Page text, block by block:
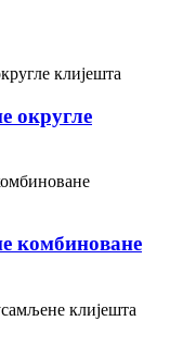
округле
комбиноване